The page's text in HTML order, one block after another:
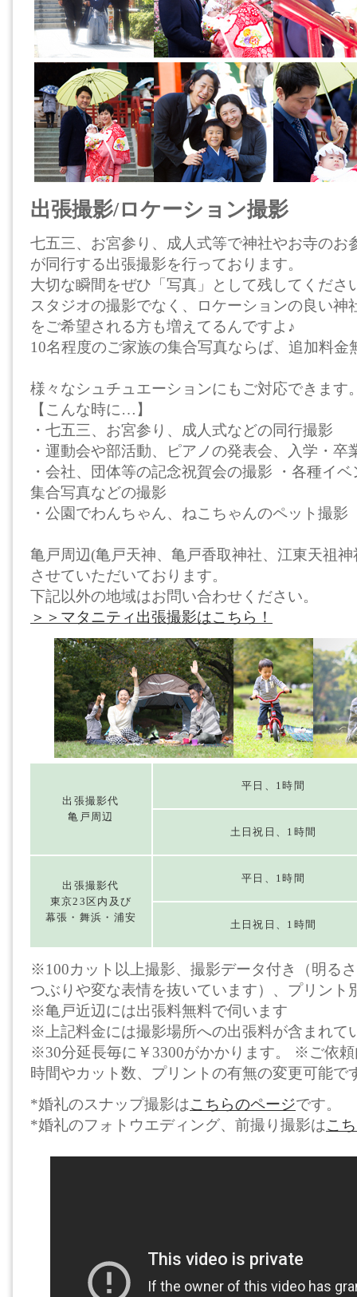
出張撮影/ロケーション撮影
七五三、お宮参り、成人式等で神社やお寺のお
が同行する出張撮影を行っております。
大切な瞬間をぜひ「写真」として残してくださ
スタジオの撮影でなく、ロケーションの良い神
をご希望される方も増えてるんですよ♪
10名程度のご家族の集合写真ならば、追加料金
様々なシュチュエーションにもご対応できます
【こんな時に…】
・七五三、お宮参り、成人式などの同行撮影
・運動会や部活動、ピアノの発表会、入学・
・会社、団体等の記念祝賀会の撮影 ・各種イ
集合写真などの撮影
・公園でわんちゃん、ねこちゃんのペット撮影
亀戸周辺(亀戸天神、亀戸香取神社、江東天祖
させていただいております。
下記以外の地域はお問い合わせください。
＞＞マタニティ出張撮影はこちら！
出張撮影代
亀戸周辺
平日、1時間
土日祝日、1時間
出張撮影代
東京23区内及び
幕張・舞浜・浦安
平日、1時間
土日祝日、1時間
※100カット以上撮影、撮影データ付き（明る
つぶりや変な表情を抜いています）、プリント
※亀戸近辺には出張料無料で伺います
※上記料金には撮影場所への出張料が含まれて
※30分延長毎に￥3300がかかります。 ※ご依
時間やカット数、プリントの有無の変更可能で
*婚礼のスナップ撮影はこちらのページです。
*婚礼のフォトウエディング、前撮り撮影はこ